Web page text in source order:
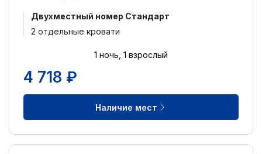
Двухместный номер Стандарт
2 отдельные кровати
1 ночь, 1 взрослый
4 718 ₽
Наличие мест